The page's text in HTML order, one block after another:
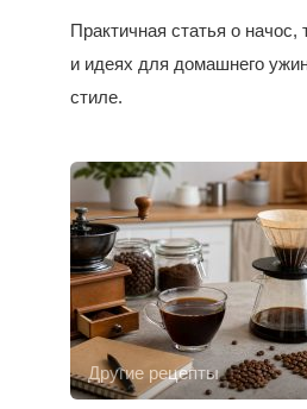
Практичная статья о начос,
и идеях для домашнего
стиле.
Другие рецепты